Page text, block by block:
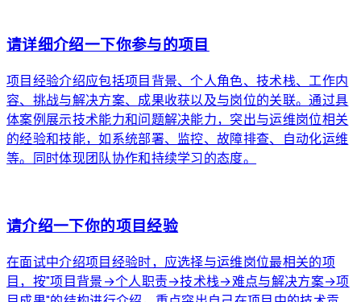
请详细介绍一下你参与的项目
项目经验介绍应包括项目背景、个人角色、技术栈、工作内
容、挑战与解决方案、成果收获以及与岗位的关联。通过具
体案例展示技术能力和问题解决能力，突出与运维岗位相关
的经验和技能，如系统部署、监控、故障排查、自动化运维
等。同时体现团队协作和持续学习的态度。
请介绍一下你的项目经验
在面试中介绍项目经验时，应选择与运维岗位最相关的项
目，按"项目背景→个人职责→技术栈→难点与解决方案→项